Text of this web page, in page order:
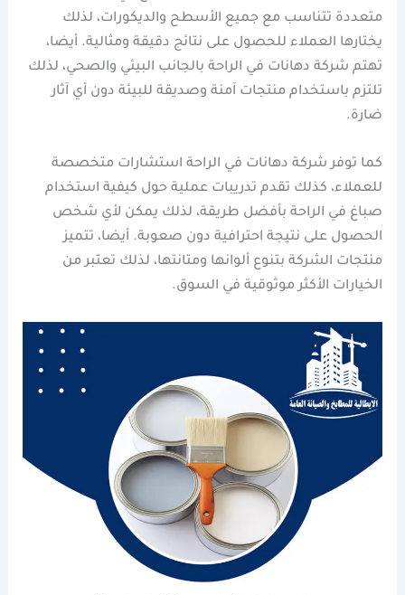
متعددة تتناسب مع جميع الأسطح والديكورات، لذلك
يختارها العملاء للحصول على نتائج دقيقة ومثالية. أيضا،
تهتم شركة دهانات في الراحة بالجانب البيئي والصحي، لذلك
تلتزم باستخدام منتجات آمنة وصديقة للبيئة دون أي آثار
ضارة.
كما توفر شركة دهانات في الراحة استشارات متخصصة
للعملاء، كذلك تقدم تدريبات عملية حول كيفية استخدام
صباغ في الراحة بأفضل طريقة، لذلك يمكن لأي شخص
الحصول على نتيجة احترافية دون صعوبة. أيضا، تتميز
منتجات الشركة بتنوع ألوانها ومتانتها، لذلك تعتبر من
الخيارات الأكثر موثوقية في السوق.